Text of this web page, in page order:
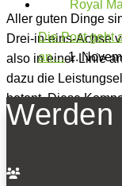
Aller guten Dinge
Drei-in-eins-Achse
also in einer Linie
dazu die
betont. Diese
Bauweise mit
vereinfacht. Die
Die Post geht
an…1.
Werden
